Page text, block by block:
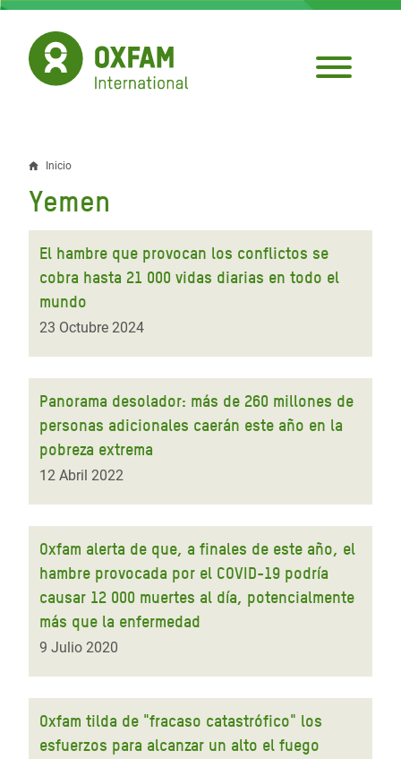
Pasar
contenido
principal
Sobrescribir
enlaces
de
ayuda
la
navegación
Inicio
Yemen
El hambre que provocan los conflictos se
cobra hasta 21 000 vidas diarias en todo el
mundo
23 Octubre 2024
Panorama desolador: más de 260 millones de
personas adicionales caerán este año en la
pobreza extrema
12 Abril 2022
Oxfam alerta de que, a finales de este año, el
hambre provocada por el COVID-19 podría
causar 12 000 muertes al día, potencialmente
más que la enfermedad
9 Julio 2020
Oxfam tilda de "fracaso catastrófico" los
esfuerzos para alcanzar un alto el fuego